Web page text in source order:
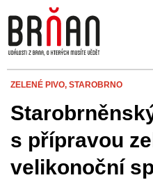
ZELENÉ PIVO, STAROBRNO
s přípravou
velikonoční